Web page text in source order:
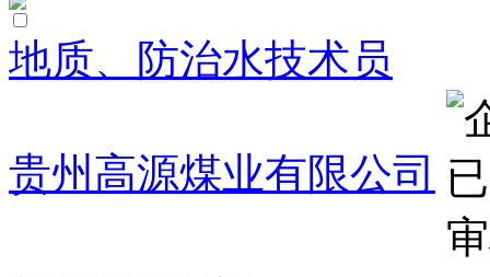
地质、防治水技术员
贵州高源煤业有限公司